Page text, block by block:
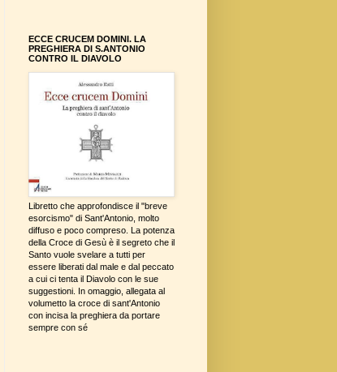
ECCE CRUCEM DOMINI. LA
PREGHIERA DI S.ANTONIO
CONTRO IL DIAVOLO
Libretto che approfondisce il "breve
esorcismo" di Sant'Antonio, molto
diffuso e poco compreso. La potenza
della Croce di Gesù è il segreto che il
Santo vuole svelare a tutti per
essere liberati dal male e dal peccato
a cui ci tenta il Diavolo con le sue
suggestioni. In omaggio, allegata al
volumetto la croce di sant'Antonio
con incisa la preghiera da portare
sempre con sé